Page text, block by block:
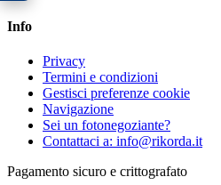
Info
Privacy
Termini e condizioni
Gestisci preferenze cookie
Navigazione
Sei un fotonegoziante?
Contattaci a: info@rikorda.it
Pagamento sicuro e crittografato